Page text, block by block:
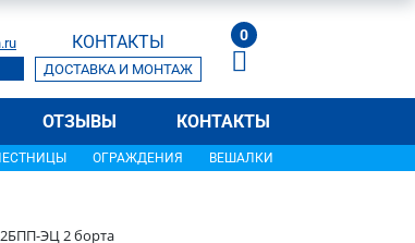
КОНТАКТЫ
ДОСТАВКА И МОНТАЖ
0
ОТЗЫВЫ КОНТАКТЫ
ОГРАЖДЕНИЯ ВЕШАЛКИ
ЭЦ 2 борта